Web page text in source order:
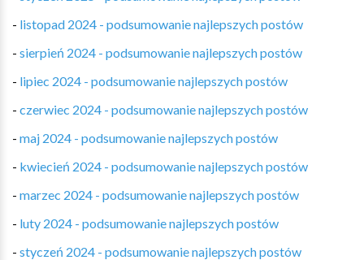
- listopad 2024 - podsumowanie najlepszych postów
- sierpień 2024 - podsumowanie najlepszych postów
- lipiec 2024 - podsumowanie najlepszych postów
- czerwiec 2024 - podsumowanie najlepszych postów
- maj 2024 - podsumowanie najlepszych postów
- kwiecień 2024 - podsumowanie najlepszych postów
- marzec 2024 - podsumowanie najlepszych postów
- luty 2024 - podsumowanie najlepszych postów
- styczeń 2024 - podsumowanie najlepszych postów